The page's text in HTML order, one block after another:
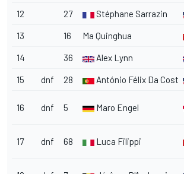
12 27 Stéphane Sarrazin
13 16 Ma Quinghua
14 36 Alex Lynn
15 dnf 28 António Félix Da Costa
16 dnf 5 Maro Engel
17 dnf 68 Luca Filippi